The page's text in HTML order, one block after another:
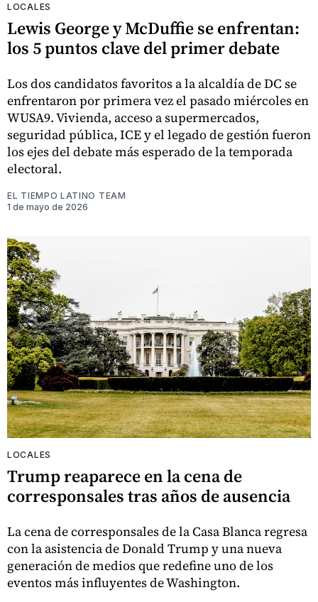
LOCALES
Lewis George y McDuffie se enfrentan:
los 5 puntos clave del primer debate
Los dos candidatos favoritos a la alcaldía de DC se
enfrentaron por primera vez el pasado miércoles en
WUSA9. Vivienda, acceso a supermercados,
seguridad pública, ICE y el legado de gestión fueron
los ejes del debate más esperado de la temporada
electoral.
EL TIEMPO LATINO TEAM
1 de mayo de 2026
LOCALES
Trump reaparece en la cena de
corresponsales tras años de ausencia
La cena de corresponsales de la Casa Blanca regresa
con la asistencia de Donald Trump y una nueva
generación de medios que redefine uno de los
eventos más influyentes de Washington.